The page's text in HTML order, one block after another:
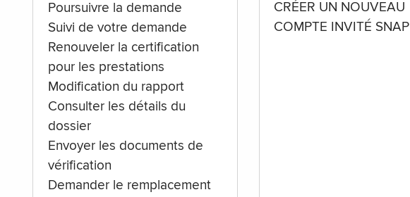
Poursuivre la demande
Suivi de votre demande
Renouveler la certification
pour les prestations
Modification du rapport
Consulter les détails du
dossier
Envoyer les documents de
vérification
Demander le remplacement
CRÉER UN NOUVEAU
COMPTE INVITÉ SNAP